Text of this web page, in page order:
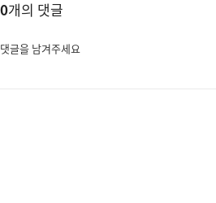
0개의 댓글
댓글을 남겨주세요